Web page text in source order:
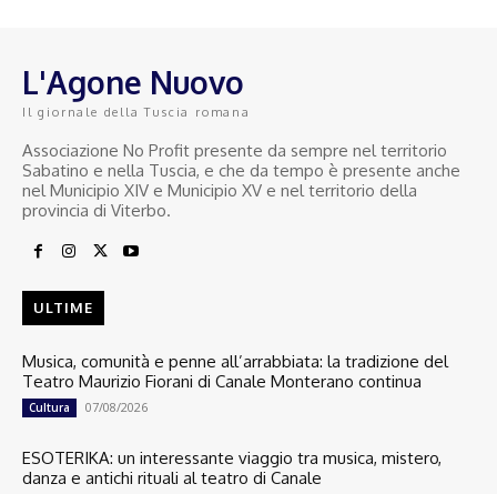
L'Agone Nuovo
Il giornale della Tuscia romana
Associazione No Profit presente da sempre nel territorio
Sabatino e nella Tuscia, e che da tempo è presente anche
nel Municipio XIV e Municipio XV e nel territorio della
provincia di Viterbo.
ULTIME
Musica, comunità e penne all’arrabbiata: la tradizione del
Teatro Maurizio Fiorani di Canale Monterano continua
Cultura 07/08/2026
ESOTERIKA: un interessante viaggio tra musica, mistero,
danza e antichi rituali al teatro di Canale